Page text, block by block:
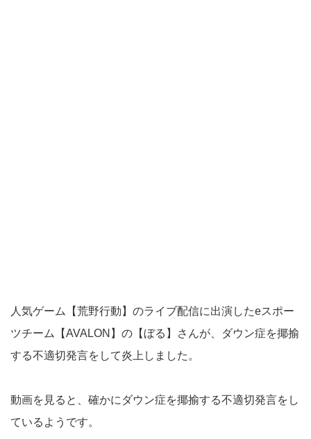
人気ゲーム【荒野行動】のライブ配信に出演したeスポー
ツチーム【AVALON】の【ぼる】さんが、ダウン症を揶揄
する不適切発言をして炎上しました。
動画を見ると、確かにダウン症を揶揄する不適切発言をし
ているようです。